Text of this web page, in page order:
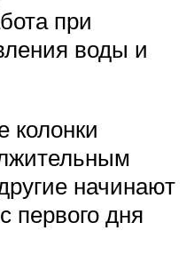
при
воды и
колонки
начинают
первого дня